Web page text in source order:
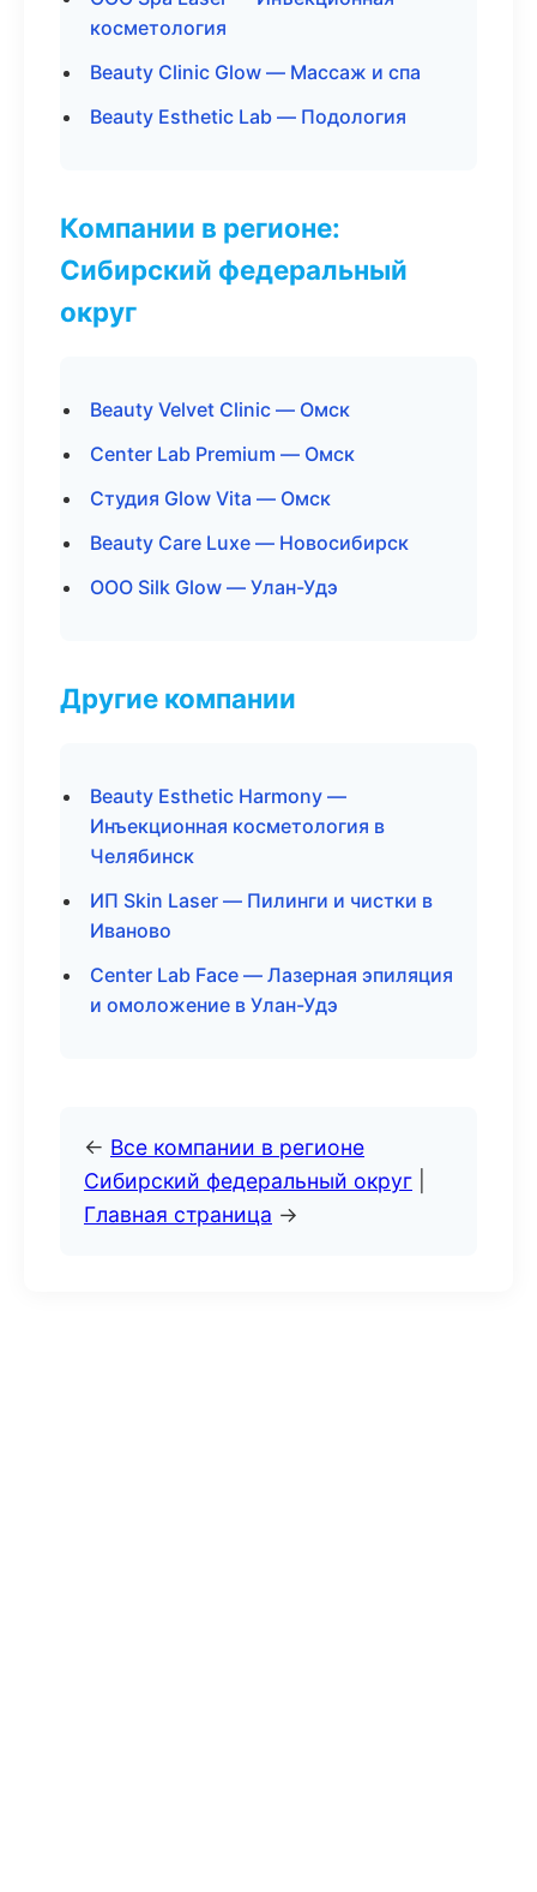
косметология
Beauty Clinic Glow — Массаж и спа
Beauty Esthetic Lab — Подология
Компании в регионе:
Сибирский федеральный
округ
Beauty Velvet Clinic — Омск
Center Lab Premium — Омск
Студия Glow Vita — Омск
Beauty Care Luxe — Новосибирск
ООО Silk Glow — Улан-Удэ
Другие компании
Beauty Esthetic Harmony —
Инъекционная косметология в
Челябинск
ИП Skin Laser — Пилинги и чистки в
Иваново
Center Lab Face — Лазерная эпиляция
и омоложение в Улан-Удэ
← Все компании в регионе
Сибирский федеральный округ
Главная страница →